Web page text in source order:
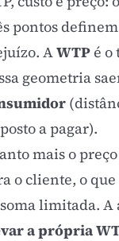
pontos
AWTPé o
geometria
a pagar).
mais o
o cliente, o
limitada. A
a própria